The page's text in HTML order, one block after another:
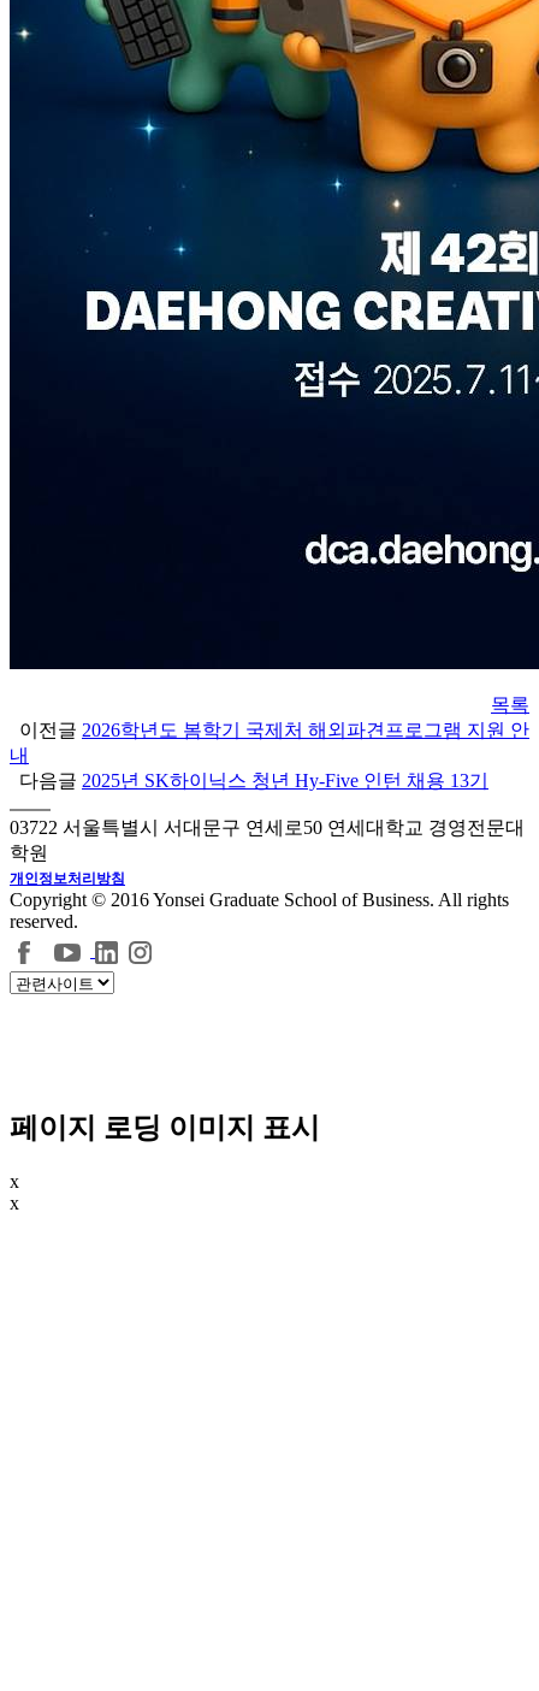
목록
이전글 2026학년도 봄학기 국제처 해외파견프로그램 지원 안
내
다음글 2025년 SK하이닉스 청년 Hy-Five 인턴 채용 13기
03722 서울특별시 서대문구 연세로50 연세대학교 경영전문대
학원
개인정보처리방침
Copyright © 2016 Yonsei Graduate School of Business. All rights
reserved.
페이지 로딩 이미지 표시
x
x